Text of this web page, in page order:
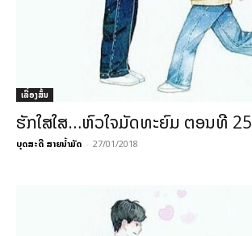
ເລື່ອງສັ້ນ
ຮັກໃສໃສ…ຫົວໃຈມັດທະຍົມ ຕອນທີ 25
ບຸດສະດີ ສາຍນ້ຳມັດ - 27/01/2018